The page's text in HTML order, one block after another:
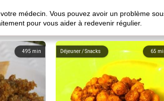
médecin. Vous pouvez avoir un problème
pour vous aider à redevenir régulier.
495 min 65
Déjeuner / Snacks